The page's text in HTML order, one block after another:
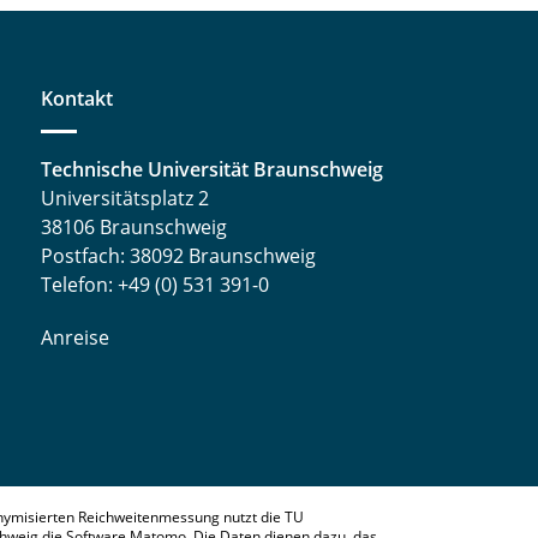
Kontakt
Technische Universität Braunschweig
Universitätsplatz 2
38106 Braunschweig
Postfach: 38092 Braunschweig
Telefon: +49 (0) 531 391-0
Anreise
Reichweitenmessung nutzt die TU